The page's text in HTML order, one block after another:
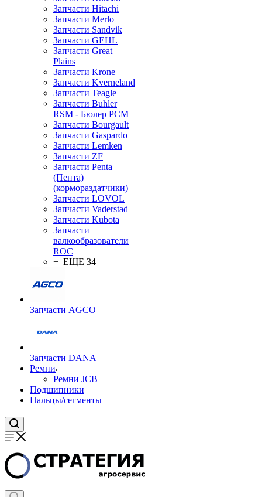
Запчасти Hitachi
Запчасти Merlo
Запчасти Sandvik
Запчасти GEHL
Запчасти Great
Plains
Запчасти Krone
Запчасти Kverneland
Запчасти Teagle
Запчасти Buhler
RSM - Бюлер РСМ
Запчасти Bourgault
Запчасти Gaspardo
Запчасти Lemken
Запчасти ZF
Запчасти Penta
(Пента)
(кормораздатчики)
Запчасти LOVOL
Запчасти Vaderstad
Запчасти Kubota
Запчасти
валкообразователи
ROC
+ ЕЩЕ 34
Запчасти AGCO
Запчасти DANA
Ремни
Ремни JCB
Подшипники
Пальцы/сегменты